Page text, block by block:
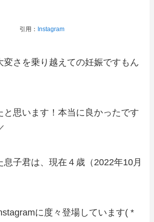
引用： Instagram
変さを乗り越えての妊娠ですもん
と思います！本当に良かったです
息子君は、現在４歳（2022年10月
に度々登場しています( *